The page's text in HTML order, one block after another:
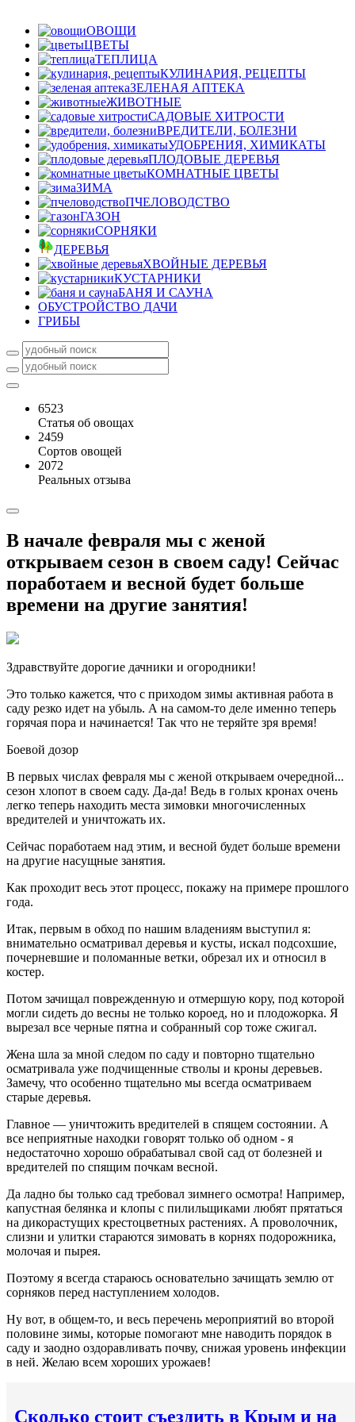
ОВОЩИ
ЦВЕТЫ
ТЕПЛИЦА
КУЛИНАРИЯ, РЕЦЕПТЫ
ЗЕЛЕНАЯ АПТЕКА
ЖИВОТНЫЕ
САДОВЫЕ ХИТРОСТИ
ВРЕДИТЕЛИ, БОЛЕЗНИ
УДОБРЕНИЯ, ХИМИКАТЫ
ПЛОДОВЫЕ ДЕРЕВЬЯ
КОМНАТНЫЕ ЦВЕТЫ
ЗИМА
ПЧЕЛОВОДСТВО
ГАЗОН
СОРНЯКИ
ДЕРЕВЬЯ
ХВОЙНЫЕ ДЕРЕВЬЯ
КУСТАРНИКИ
БАНЯ И САУНА
ОБУСТРОЙСТВО ДАЧИ
ГРИБЫ
6523
Статья об овощах
2459
Сортов овощей
2072
Реальных отзыва
В начале февраля мы с женой
открываем сезон в своем саду! Сейчас
поработаем и весной будет больше
времени на другие занятия!
Здравствуйте дорогие дачники и огородники!
Это только кажется, что с приходом зимы активная работа в
саду резко идет на убыль. А на самом-то деле именно теперь
горячая пора и начинается! Так что не теряйте зря время!
Боевой дозор
В первых числах февраля мы с женой открываем очередной...
сезон хлопот в своем саду. Да-да! Ведь в голых кронах очень
легко теперь находить места зимовки многочисленных
вредителей и уничтожать их.
Сейчас поработаем над этим, и весной будет больше времени
на другие насущные занятия.
Как проходит весь этот процесс, покажу на примере прошлого
года.
Итак, первым в обход по нашим владениям выступил я:
внимательно осматривал деревья и кусты, искал подсохшие,
почерневшие и поломанные ветки, обрезал их и относил в
костер.
Потом зачищал поврежденную и отмершую кору, под которой
могли сидеть до весны не только короед, но и плодожорка. Я
вырезал все черные пятна и собранный сор тоже сжигал.
Жена шла за мной следом по саду и повторно тщательно
осматривала уже подчищенные стволы и кроны деревьев.
Замечу, что особенно тщательно мы всегда осматриваем
старые деревья.
Главное — уничтожить вредителей в спящем состоянии. А
все неприятные находки говорят только об одном - я
недостаточно хорошо обрабатывал свой сад от болезней и
вредителей по спящим почкам весной.
Да ладно бы только сад требовал зимнего осмотра! Например,
капустная белянка и клопы с пилильщиками любят прятаться
на дикорастущих крестоцветных растениях. А проволочник,
слизни и улитки стараются зимовать в корнях подорожника,
молочая и пырея.
Поэтому я всегда стараюсь основательно зачищать землю от
сорняков перед наступлением холодов.
Ну вот, в общем-то, и весь перечень мероприятий во второй
половине зимы, которые помогают мне наводить порядок в
саду и заодно оздоравливать почву, снижая уровень инфекции
в ней. Желаю всем хороших урожаев!
Сколько стоит съездить в Крым и на